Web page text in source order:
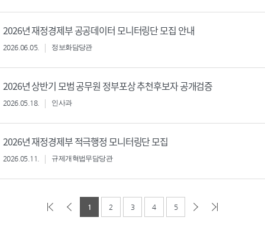
2026년 재정경제부 공공데이터 모니터링단 모집 안내
2026.06.05. 정보화담당관
2026년 상반기 모범 공무원 정부포상 추천후보자 공개검증
2026.05.18. 인사과
2026년 재정경제부 적극행정 모니터링단 모집
2026.05.11. 규제개혁법무담당관
1 2 3 4 5